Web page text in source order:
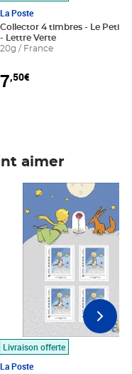
au panier
La Poste
Collector 4 timbres - Le Petit
- Lettre Verte
20g / France
7,50€
aimer
Livraison offerte
La Poste
Prix 7,50€